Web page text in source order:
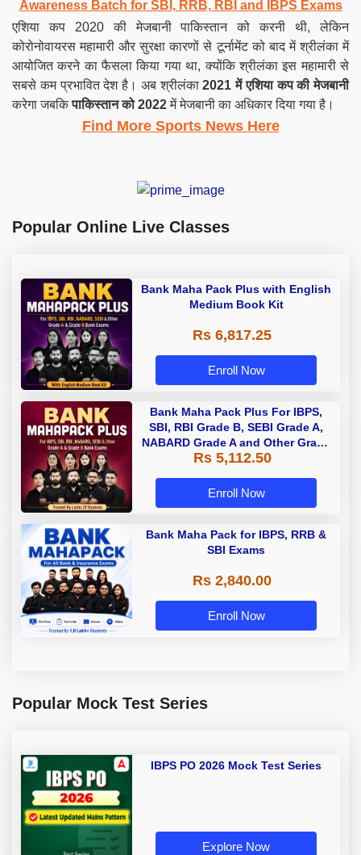
Awareness Batch for SBI, RRB, RBI and IBPS Exams
एशिया कप 2020 की मेजबानी पाकिस्तान को करनी थी, लेकिन
कोरोनोवायरस महामारी और सुरक्षा कारणों से टूर्नामेंट को बाद में श्रीलंका में
आयोजित करने का फैसला किया गया था, क्योंकि श्रीलंका इस महामारी से
सबसे कम प्रभावित देश है। अब श्रीलंका2021 में एशिया कप की मेजबानी
करेगा जबकिपाकिस्तान को 2022में मेजबानी का अधिकार दिया गया है।
Find More Sports News Here
Popular Online Live Classes
Bank Maha Pack Plus with English
Medium Book Kit
Rs 6,817.25
Enroll Now
Bank Maha Pack Plus For IBPS,
SBI, RBI Grade B, SEBI Grade A,
NABARD Grade A and Other Grade
A & Grade B Bank Exams
Rs 5,112.50
Enroll Now
Bank Maha Pack for IBPS, RRB &
SBI Exams
Rs 2,840.00
Enroll Now
Popular Mock Test Series
IBPS PO 2026 Mock Test Series
Explore Now